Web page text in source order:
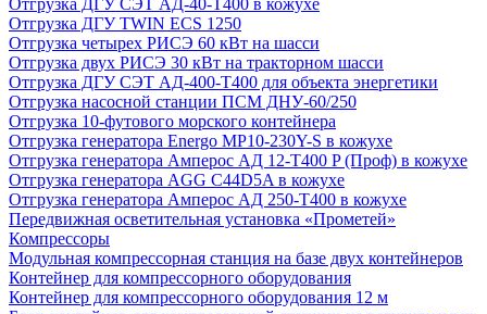
Отгрузка ДГУ СЭТ АД-40-Т400 в кожухе
Отгрузка ДГУ TWIN ECS 1250
Отгрузка четырех РИСЭ 60 кВт на шасси
Отгрузка двух РИСЭ 30 кВт на тракторном шасси
Отгрузка ДГУ СЭТ АД-400-Т400 для объекта энергетики
Отгрузка насосной станции ПСМ ДНУ-60/250
Отгрузка 10-футового морского контейнера
Отгрузка генератора Energo MP10-230Y-S в кожухе
Отгрузка генератора Амперос АД 12-Т400 P (Проф) в кожухе
Отгрузка генератора AGG C44D5A в кожухе
Отгрузка генератора Амперос АД 250-Т400 в кожухе
Передвижная осветительная установка «Прометей»
Компрессоры
Модульная компрессорная станция на базе двух контейнеров
Контейнер для компрессорного оборудования
Контейнер для компрессорного оборудования 12 м